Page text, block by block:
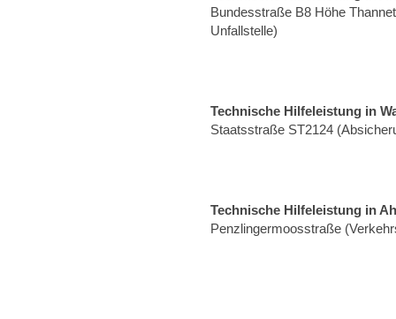
Bundesstraße B8 Höhe
Unfallstelle)
Technische Hilfeleistung in
Staatsstraße ST2124
Technische Hilfeleistung in
Penzlingermoosstraße